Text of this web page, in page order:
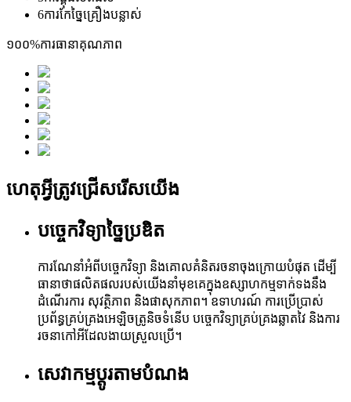
6ការកែច្នៃគ្រឿងបន្លាស់
១០០%ការធានាគុណភាព
ហេតុអ្វីត្រូវជ្រើសរើសយើង
បច្ចេកវិទ្យាច្នៃប្រឌិត
ការណែនាំអំពីបច្ចេកវិទ្យា និងគោលគំនិតរចនាចុងក្រោយបំផុត ដើម្បី
ធានាថាផលិតផលរបស់យើងនាំមុខគេក្នុងឧស្សាហកម្មទាក់ទងនឹង
ដំណើរការ សុវត្ថិភាព និងផាសុកភាព។ ឧទាហរណ៍ ការប្រើប្រាស់
ប្រព័ន្ធគ្រប់គ្រងអេឡិចត្រូនិចទំនើប បច្ចេកវិទ្យាគ្រប់គ្រងឆ្លាតវៃ និងការ
រចនាកៅអីដែលងាយស្រួលប្រើ។
សេវាកម្មប្ដូរតាមបំណង